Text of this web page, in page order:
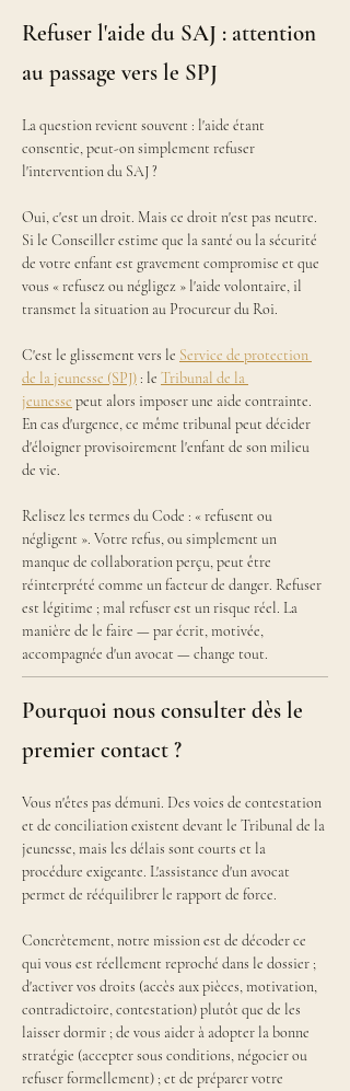
Refuser l'aide du SAJ : attention
au passage vers le SPJ
La question revient souvent : l'aide étant
consentie, peut-on simplement refuser
l'intervention du SAJ ?
Oui, c'est un droit. Mais ce droit n'est pas neutre.
Si le Conseiller estime que la santé ou la sécurité
de votre enfant est gravement compromise et que
vous « refusez ou négligez » l'aide volontaire, il
transmet la situation au Procureur du Roi.
C'est le glissement vers le Service de protection
de la jeunesse (SPJ) : le Tribunal de la
jeunesse peut alors imposer une aide contrainte.
En cas d'urgence, ce même tribunal peut décider
d'éloigner provisoirement l'enfant de son milieu
de vie.
Relisez les termes du Code : « refusent ou
négligent ». Votre refus, ou simplement un
manque de collaboration perçu, peut être
réinterprété comme un facteur de danger. Refuser
est légitime ; mal refuser est un risque réel. La
manière de le faire — par écrit, motivée,
accompagnée d'un avocat — change tout.
Pourquoi nous consulter dès le
premier contact ?
Vous n'êtes pas démuni. Des voies de contestation
et de conciliation existent devant le Tribunal de la
jeunesse, mais les délais sont courts et la
procédure exigeante. L'assistance d'un avocat
permet de rééquilibrer le rapport de force.
Concrètement, notre mission est de décoder ce
qui vous est réellement reproché dans le dossier ;
d'activer vos droits (accès aux pièces, motivation,
contradictoire, contestation) plutôt que de les
laisser dormir ; de vous aider à adopter la bonne
stratégie (accepter sous conditions, négocier ou
refuser formellement) ; et de préparer votre